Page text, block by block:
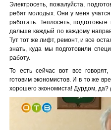
Электросеть, пожалуйста,
ребят молодых. Они у меня
работать. Теплосеть,
дальше каждый по каждому
Тут тот же лифт, ремонт, и все
знать, куда мы подготовили
работу.
То есть сейчас вот все
готовим экономистов. И в то же
хорошего экономиста! Дурдом, да?